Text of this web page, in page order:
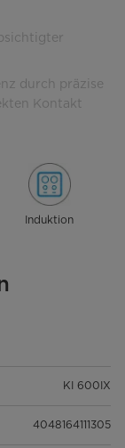
durch präzise
Kontakt
Induktion
KI 600IX
4048164111305